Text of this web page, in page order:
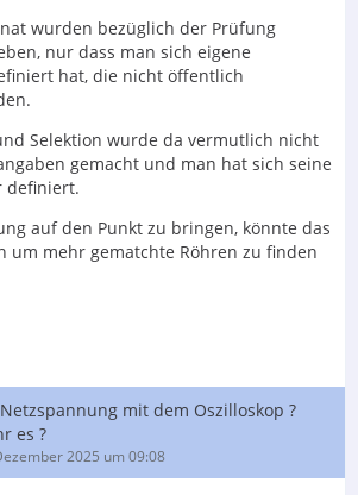
wurden bezüglich der Prüfung
nur dass man sich eigene
hat, die nicht öffentlich
Selektion wurde da vermutlich nicht
gemacht und man hat sich seine
definiert.
auf den Punkt zu bringen, könnte das
um mehr gematchte Röhren zu finden
mit dem Oszilloskop ?
es ?
2025 um 09:08